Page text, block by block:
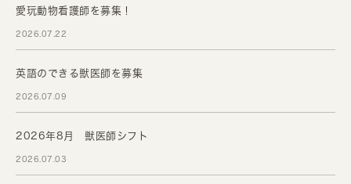
愛玩動物看護師を募集！
2026.07.22
英語のできる獣医師を募集
2026.07.09
2026年8月 獣医師シフト
2026.07.03